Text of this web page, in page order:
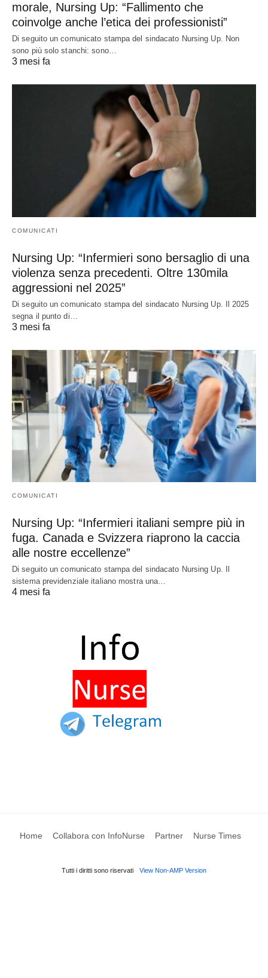
morale, Nursing Up: “Fallimento che
coinvolge anche l’etica dei professionisti”
Di seguito un comunicato stampa del sindacato Nursing Up. Non
sono più solo stanchi: sono…
3 mesi fa
COMUNICATI
Nursing Up: “Infermieri sono bersaglio di una
violenza senza precedenti. Oltre 130mila
aggressioni nel 2025”
Di seguito un comunicato stampa del sindacato Nursing Up. Il 2025
segna il punto di…
3 mesi fa
COMUNICATI
Nursing Up: “Infermieri italiani sempre più in
fuga. Canada e Svizzera riaprono la caccia
alle nostre eccellenze”
Di seguito un comunicato stampa del sindacato Nursing Up. Il
sistema previdenziale italiano mostra una…
4 mesi fa
Home Collabora con InfoNurse Partner Nurse Times
Tutti i diritti sono riservati View Non-AMP Version